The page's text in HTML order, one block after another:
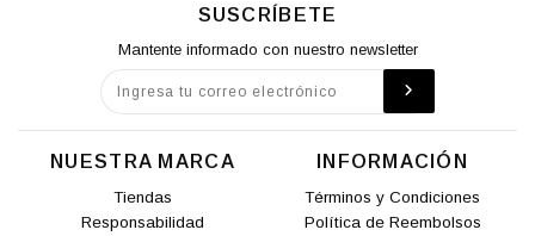
SUSCRÍBETE
Mantente informado con nuestro newsletter
NUESTRA MARCA
Tiendas
Responsabilidad
INFORMACIÓN
Términos y Condiciones
Política de Reembolsos